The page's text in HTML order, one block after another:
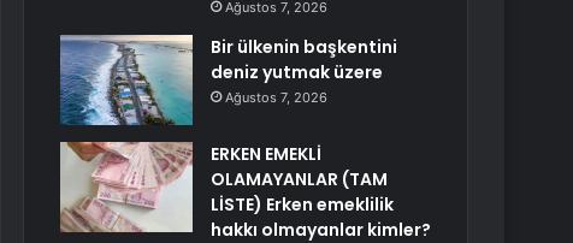
Ağustos 7, 2026
Bir ülkenin başkentini
deniz yutmak üzere
Ağustos 7, 2026
ERKEN EMEKLİ
OLAMAYANLAR (TAM
LİSTE) Erken emeklilik
hakkı olmayanlar kimler?